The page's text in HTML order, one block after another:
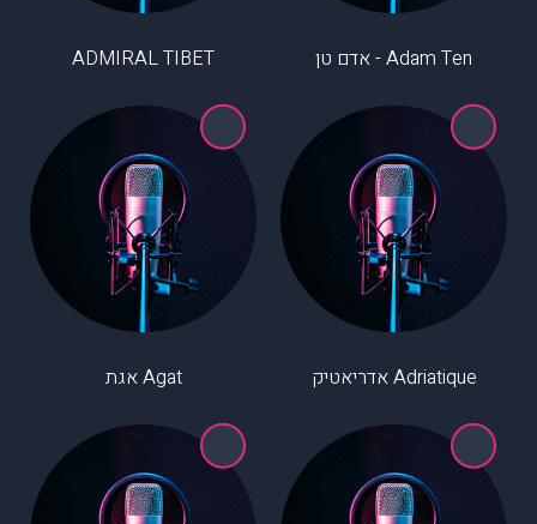
Adam Ten - אדם טן ADMIRAL TIBET
Adriatique אדריאטיק Agat אגת